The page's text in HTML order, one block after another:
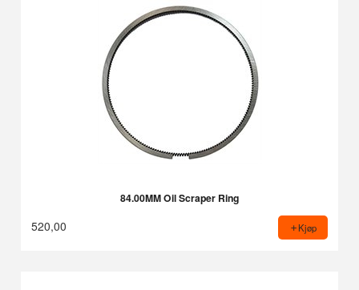
84.00MM Oil Scraper Ring
520,00 Kjøp